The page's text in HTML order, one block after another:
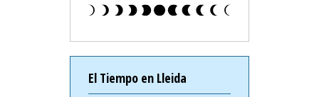
El Tiempo en Lleida